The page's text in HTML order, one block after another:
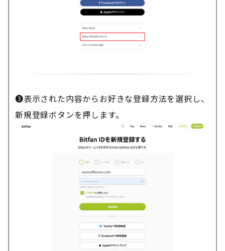
❸表示された内容からお好きな登録方法を選択し、
新規登録ボタンを押します。